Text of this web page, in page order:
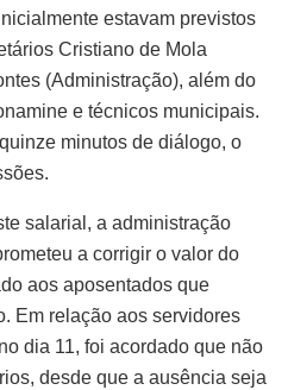
estavam previstos
Cristiano de Mola
(Administração), além do
e técnicos municipais.
minutos de diálogo, o
salarial, a administração
a corrigir o valor do
aos aposentados que
Em relação aos servidores
dia 11, foi acordado que não
desde que a ausência seja